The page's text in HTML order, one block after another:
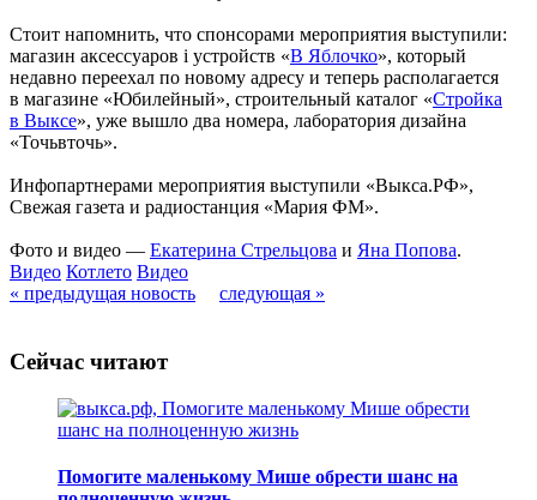
Стоит напомнить, что спонсорами мероприятия выступили:
магазин аксессуаров i устройств «В Яблочко», который
недавно переехал по новому адресу и теперь располагается
в магазине «Юбилейный», строительный каталог «Стройка
в Выксе», уже вышло два номера, лаборатория дизайна
«Точьвточь».
Инфопартнерами мероприятия выступили «Выкса.РФ»,
Свежая газета и радиостанция «Мария ФМ».
Фото и видео — Екатерина Стрельцова и Яна Попова.
Видео Котлето Видео
« предыдущая новость
следующая »
Сейчас читают
Помогите маленькому Мише обрести шанс на